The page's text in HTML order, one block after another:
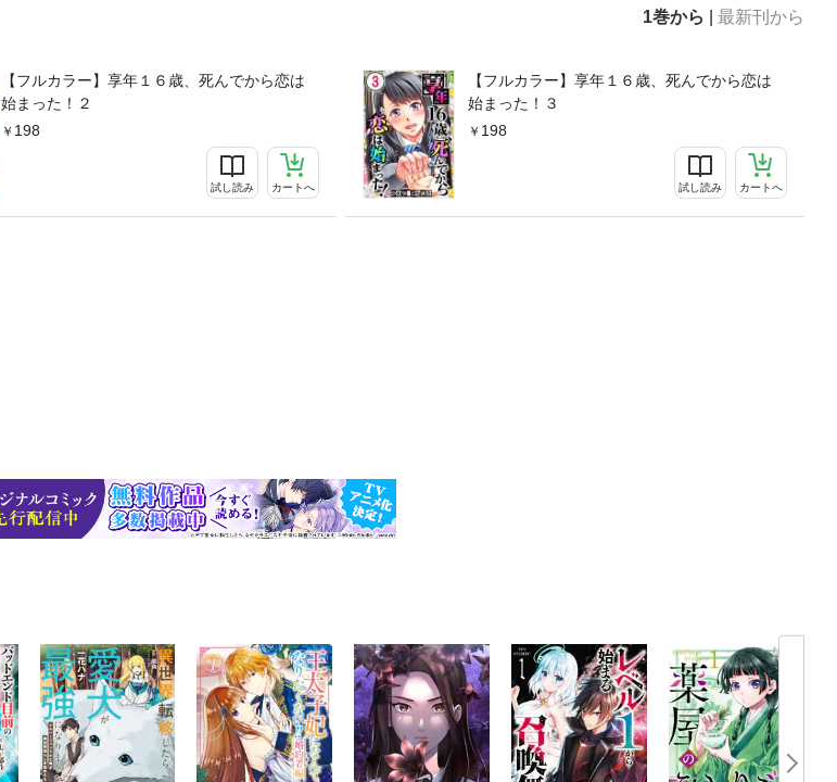
1巻から 最新刊から
【フルカラー】享年１６歳、死んでから恋は
始まった！２
198
試し読み カートへ
【フルカラー】享年１６歳、死んでから恋は
始まった！３
198
試し読み カートへ